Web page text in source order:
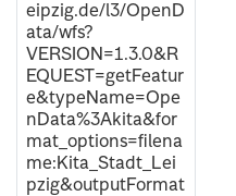
eipzig.de/l3/OpenD
ata/wfs?
VERSION=1.3.0&R
EQUEST=getFeatur
e&typeName=Ope
nData%3Akita&for
mat_options=filena
me:Kita_Stadt_Lei
pzig&outputFormat